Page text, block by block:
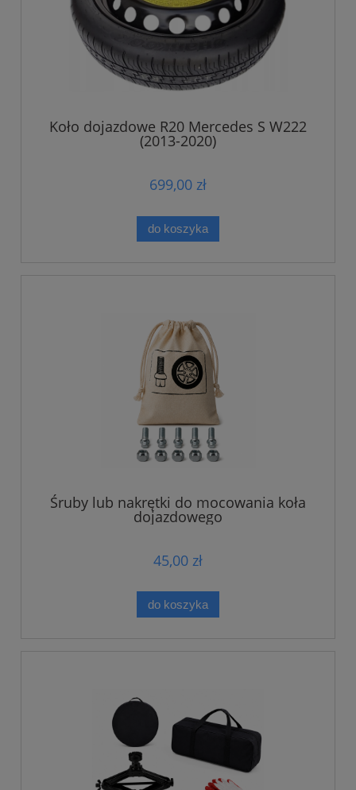
Koło dojazdowe R20 Mercedes S W222
(2013-2020)
699,00 zł
do koszyka
Śruby lub nakrętki do mocowania koła
dojazdowego
45,00 zł
do koszyka